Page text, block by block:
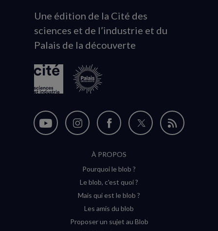
Animation
du
logo
Une édition de la Cité des
sciences et de l’industrie et du
Palais de la découverte
Nous
Nous
Instagram
(nouvelle
Nous
sur
Facebook
(nouvelle
Nous
Flux
À PROPOS
Pourquoi le blob ?
Le blob, c'est quoi ?
Mais qui est le blob ?
Les amis du blob
Proposer un sujet au Blob